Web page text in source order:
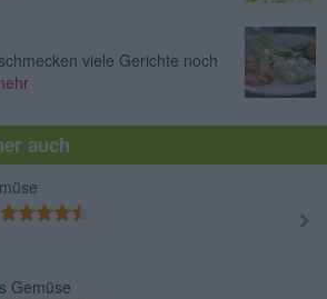
viele Gerichte noch
auch
Gemüse